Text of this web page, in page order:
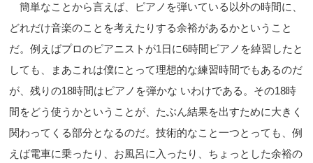
簡単なことから言えば、ピアノを弾いている以外の時間に、
どれだけ音楽のことを考えたりする余裕があるかということ
だ。例えばプロのピアニストが1日に6時間ピアノを綽習したと
しても、まあこれは僕にとって理想的な練習時間でもあるのだ
が、残りの18時間はピアノを弾かな いわけである。その18時
間をどう使うかということが、たぶん結果を出すために大きく
関わってくる部分となるのだ。技術的なこと一つとっても、例
えば電車に乗ったり、お風呂に入ったり、ちょっとした余裕の